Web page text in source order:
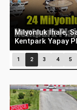
Meclis Üyesinden
"Makam Aracı
1 2 3 4 5